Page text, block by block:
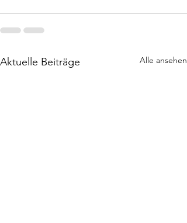
Aktuelle Beiträge Alle ansehen